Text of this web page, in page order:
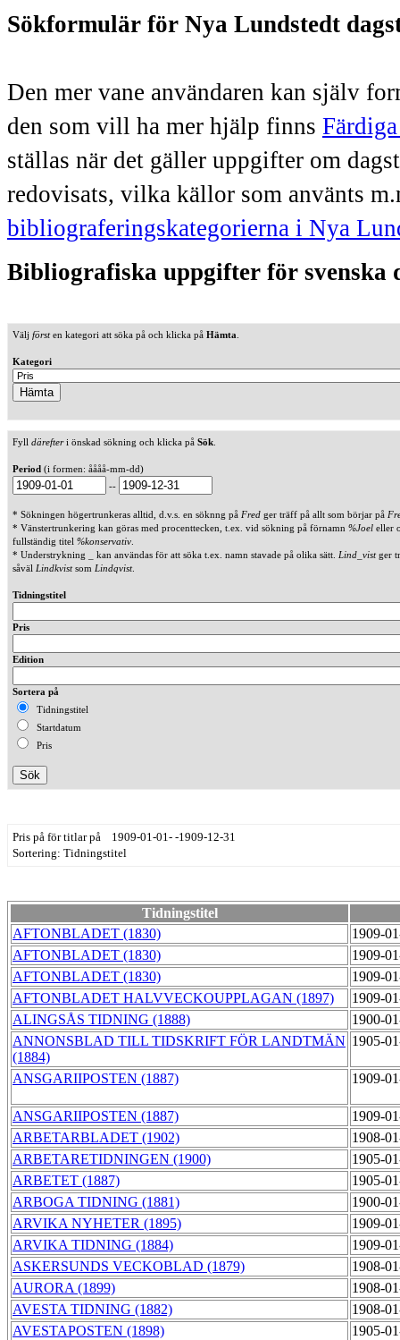
Sökformulär för Nya Lundstedt
Den mer vane användaren kan själv
den som vill ha mer hjälp finns
ställas när det gäller uppgifter om
redovisats, vilka källor som använts
bibliograferingskategorierna i Nya
Bibliografiska uppgifter för svenska
Välj försten kategori att söka på och klicka på Hämta
Kategori
Fyll därefteri önskad sökning och klicka på Sök
Period (i formen: åååå-mm-dd)
--
* Sökningen högertrunkeras alltid, d.v.s. en söknng på Fred ger träff på allt som börjar på
* Vänstertrunkering kan göras med procenttecken, t.ex. vid sökning på förnamn %Joel eller
fullständig titel %konservativ
* Understrykning _ kan användas för att söka t.ex. namn stavade på olika sätt. Lind_vistger
såväl Lindkvistsom Lindqvist.
Tidningstitel
Pris
Edition
Sortera på
Tidningstitel
Startdatum
Pris
Pris på för titlar på 1909-01-01- -1909-12-31
Sortering: Tidningstitel
Tidningstitel
AFTONBLADET (1830)
1909-
AFTONBLADET (1830)
1909-
AFTONBLADET (1830)
1909-
AFTONBLADET HALVVECKOUPPLAGAN (1897)
1909-
ALINGSÅS TIDNING (1888)
1900-
ANNONSBLAD TILL TIDSKRIFT FÖR LANDTMÄN
(1884)
1905-
ANSGARIIPOSTEN (1887) 1909-
ANSGARIIPOSTEN (1887)
1909-
ARBETARBLADET (1902)
1908-
ARBETARETIDNINGEN (1900)
1905-
ARBETET (1887)
1905-
ARBOGA TIDNING (1881)
1900-
ARVIKA NYHETER (1895)
1909-
ARVIKA TIDNING (1884)
1909-
ASKERSUNDS VECKOBLAD (1879)
1908-
AURORA (1899)
1908-
AVESTA TIDNING (1882)
1908-
AVESTAPOSTEN (1898)
1905-